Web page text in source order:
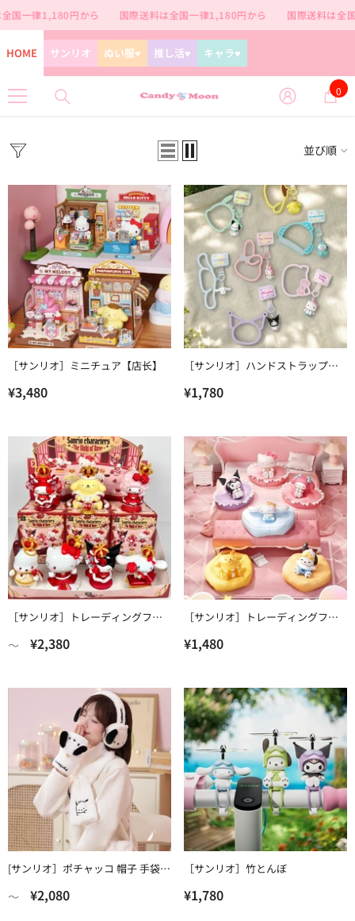
コンテンツに進む
律1,180円から 国際送料は全国一律1,180円から 国際送料は全国一
HOME サンリオ ぬい服♥ 推し活♥ キャラ♥
0 0
イ
ム
並び順
［サンリオ］ミニチュア【店长】
¥3,480
［サンリオ］ハンドストラップ
【8D2GFG】
¥1,780
［サンリオ］トレーディングフィ
ギュア 中身確認【玫瑰】
〜 ¥2,380
［サンリオ］トレーディングフィ
ギュア 中身確認【沙发】
¥1,480
[サンリオ］ポチャッコ 帽子 手袋
マフラー イヤーマフ
〜 ¥2,080
［サンリオ］竹とんぼ
¥1,780